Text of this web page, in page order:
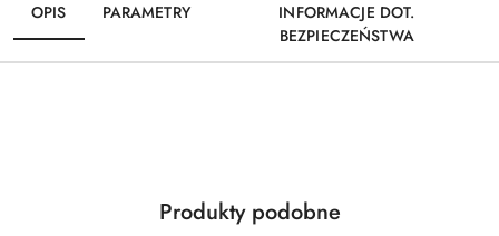
OPIS PARAMETRY
INFORMACJE DOT.
BEZPIECZEŃSTWA
Pomiń karuzelę produktów
Produkty
Produkty podobne